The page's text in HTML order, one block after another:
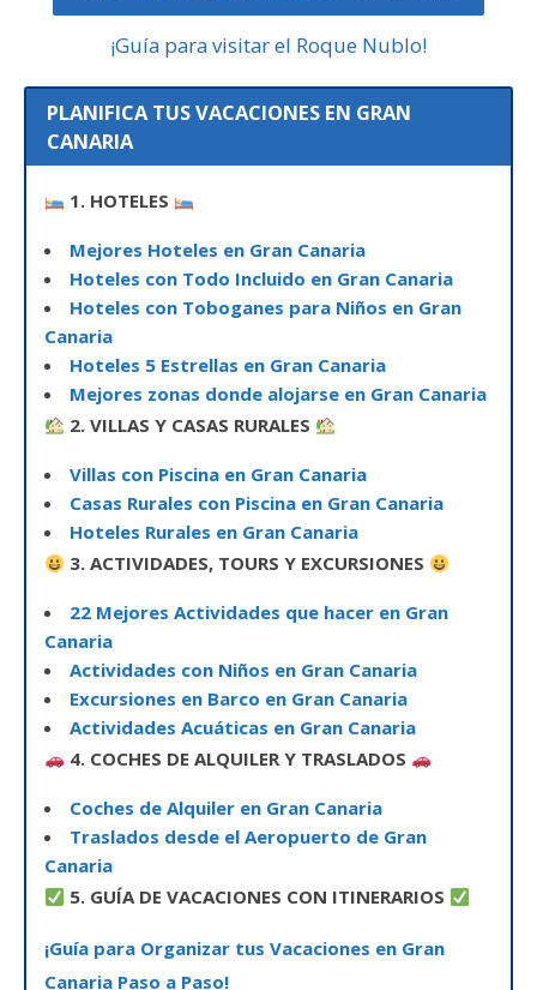
¡Guía para visitar el Roque Nublo!
PLANIFICA TUS VACACIONES EN GRAN
CANARIA
1. HOTELES
Mejores Hoteles en Gran Canaria
Hoteles con Todo Incluido en Gran Canaria
Hoteles con Toboganes para Niños en Gran
Canaria
Hoteles 5 Estrellas en Gran Canaria
Mejores zonas donde alojarse en Gran Canaria
2. VILLAS Y CASAS RURALES
Villas con Piscina en Gran Canaria
Casas Rurales con Piscina en Gran Canaria
Hoteles Rurales en Gran Canaria
3. ACTIVIDADES, TOURS Y EXCURSIONES
22 Mejores Actividades que hacer en Gran
Canaria
Actividades con Niños en Gran Canaria
Excursiones en Barco en Gran Canaria
Actividades Acuáticas en Gran Canaria
4. COCHES DE ALQUILER Y TRASLADOS
Coches de Alquiler en Gran Canaria
Traslados desde el Aeropuerto de Gran
Canaria
5. GUÍA DE VACACIONES CON ITINERARIOS
¡Guía para Organizar tus Vacaciones en Gran
Canaria Paso a Paso!